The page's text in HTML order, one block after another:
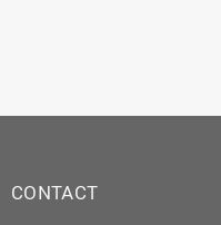
CONTACT